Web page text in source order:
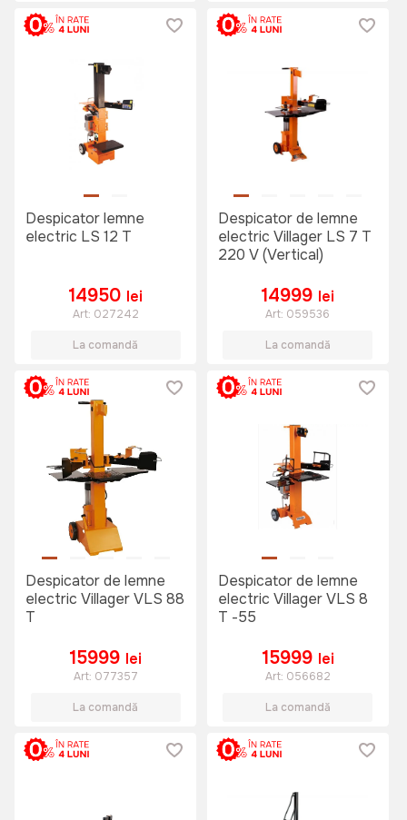
Despicator lemne
electric LS 12 T
14950 lei
Art: 027242
La comandă
Despicator de lemne
electric Villager LS 7 T
220 V (Vertical)
14999 lei
Art: 059536
La comandă
Despicator de lemne
electric Villager VLS 88
T
15999 lei
Art: 077357
La comandă
Despicator de lemne
electric Villager VLS 8
T -55
15999 lei
Art: 056682
La comandă